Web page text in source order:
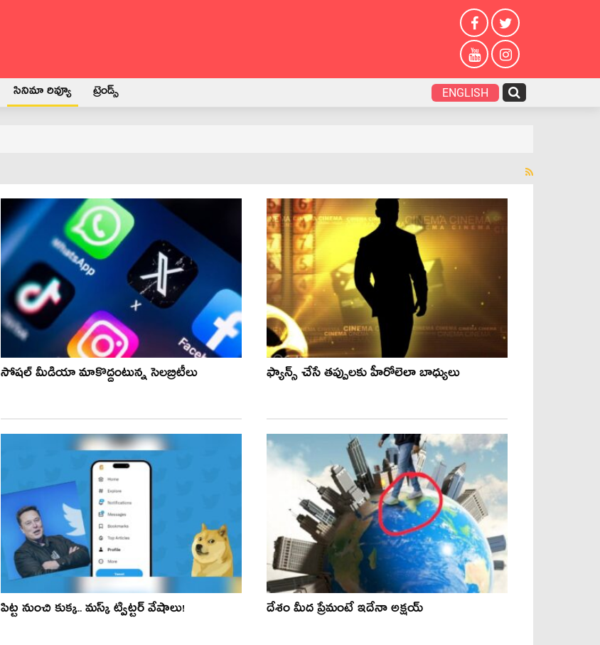
సినిమా రివ్యూ ట్రెండ్స్ ENGLISH
సోషల్ మీడియా మాకొద్దంటున్న సెలబ్రిటీలు ఫ్యాన్స్ చేసే తప్పులకు హీరోలెలా బాధ్యులు
పిట్ట నుంచి కుక్క‌.. మ‌స్క్ ట్విట్టర్ వేషాలు! దేశం మీద ప్రేమంటే ఇదేనా అక్షయ్